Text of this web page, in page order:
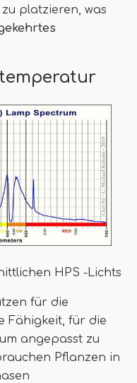
platzieren, was
HPS -Lichts
für die
Fähigkeit, für die
angepasst zu
Pflanzen in